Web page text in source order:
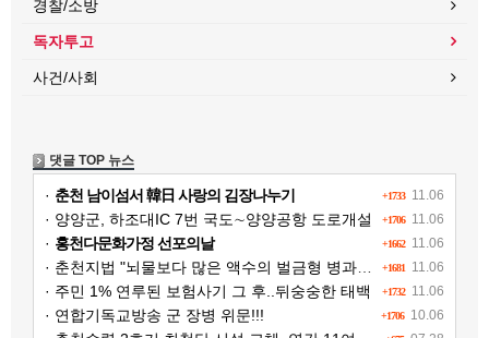
경찰/소방
독자투고
사건/사회
댓글 TOP 뉴스
+1733 11.06
· 춘천 남이섬서 韓日 사랑의 김장나누기
+1706 11.06
· 양양군, 하조대IC 7번 국도∼양양공항 도로개설
+1662 11.06
· 홍천다문화가정 선포의날
+1681 11.06
· 춘천지법 "뇌물보다 많은 액수의 벌금형 병과해야"
+1732 11.06
· 주민 1% 연루된 보험사기 그 후..뒤숭숭한 태백
+1706 10.06
· 연합기독교방송 군 장병 위문!!!